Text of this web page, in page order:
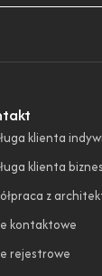
klienta
klienta
z
kontaktowe
rejestrowe